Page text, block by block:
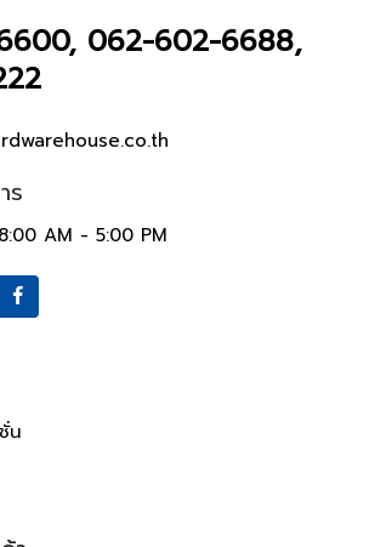
062-602-6688,
ร
AM - 5:00 PM
น